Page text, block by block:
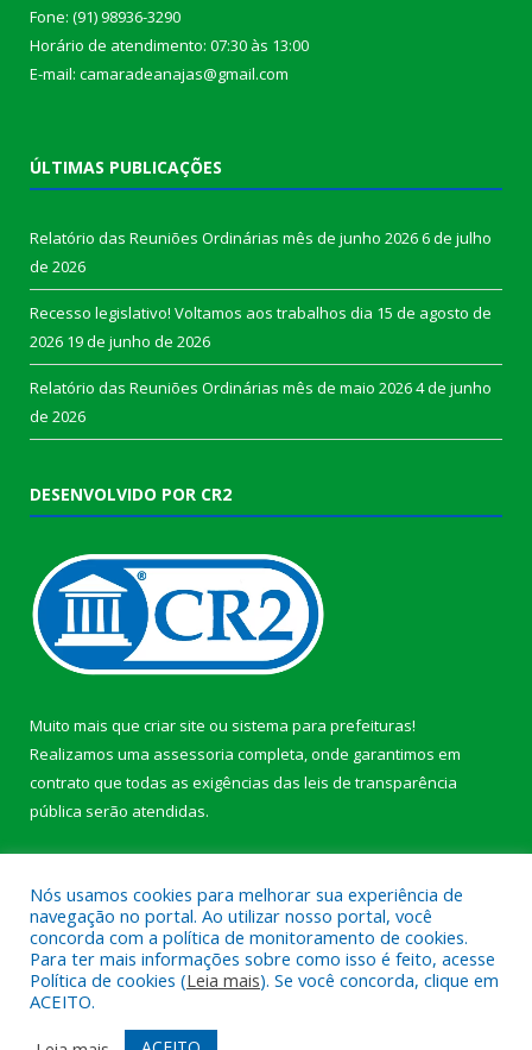
Fone: (91) 98936-3290
Horário de atendimento: 07:30 às 13:00
E-mail: camaradeanajas@gmail.com
ÚLTIMAS PUBLICAÇÕES
Relatório das Reuniões Ordinárias mês de junho 20266 de julho
de 2026
Recesso legislativo! Voltamos aos trabalhos dia 15 de agosto de
2026 19 de junho de 2026
Relatório das Reuniões Ordinárias mês de maio 20264 de junho
de 2026
DESENVOLVIDO POR CR2
Muito mais que criar site ou sistema para prefeituras!
Realizamos uma assessoria completa, onde garantimos em
contrato que todas as exigências das leis de transparência
pública serão atendidas.
Todos os direitos reservados a Câmara Municipal de Anajás.
Mapa do Site Acessar Área Administrativa
Nós usamos cookies para melhorar sua experiência de
navegação no portal. Ao utilizar nosso portal, você
concorda com a política de monitoramento de cookies.
Para ter mais informações sobre como isso é feito, acesse
Política de cookies (Leia mais). Se você concorda, clique em
ACEITO.